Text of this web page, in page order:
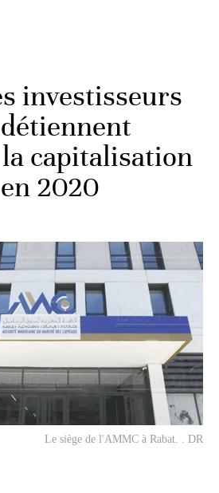
investisseurs
la capitalisation
2020
Le siège de l'AMMC à Rabat. . DR